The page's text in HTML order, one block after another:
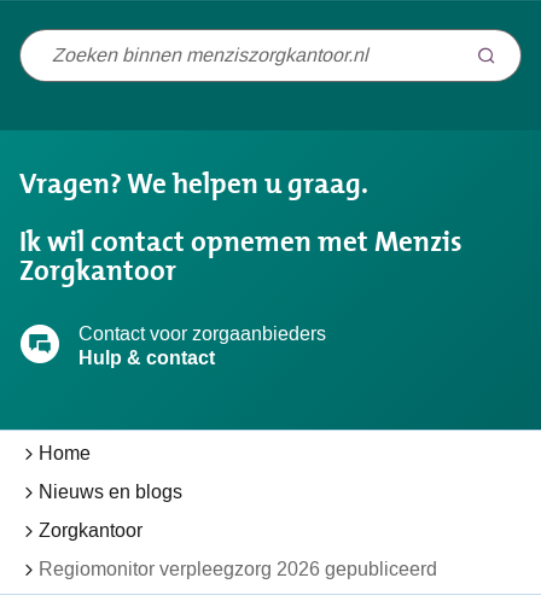
Niet
wat
zocht?
Vragen? We helpen u graag.
Ik wil contact opnemen met Menzis
Zorgkantoor
Contact voor zorgaanbieders
Hulp & contact
Home
Nieuws en blogs
Zorgkantoor
Regiomonitor verpleegzorg 2026 gepubliceerd